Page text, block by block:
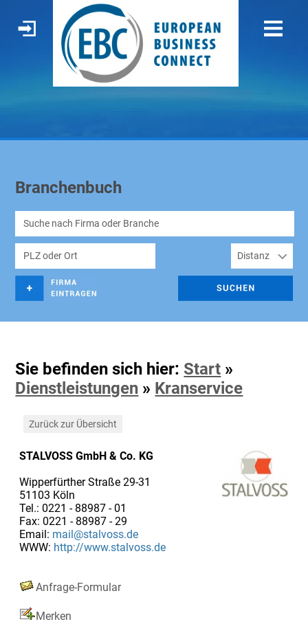
Branchenbuch
Sie befinden sich hier: Start »
Dienstleistungen » Kranservice
Zurück zur Übersicht
STALVOSS GmbH & Co. KG
Wipperfürther Straße 29-31
51103 Köln
Tel.: 0221 - 88987 - 01
Fax: 0221 - 88987 - 29
Email: mail@stalvoss.de
WWW: http://www.stalvoss.de
Anfrage-Formular
Merken